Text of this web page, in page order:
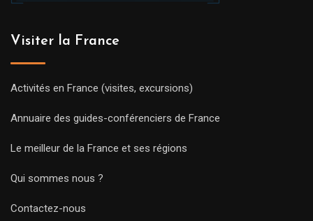
Visiter la France
Activités en France (visites, excursions)
Annuaire des guides-conférenciers de France
Le meilleur de la France et ses régions
Qui sommes nous ?
Contactez-nous